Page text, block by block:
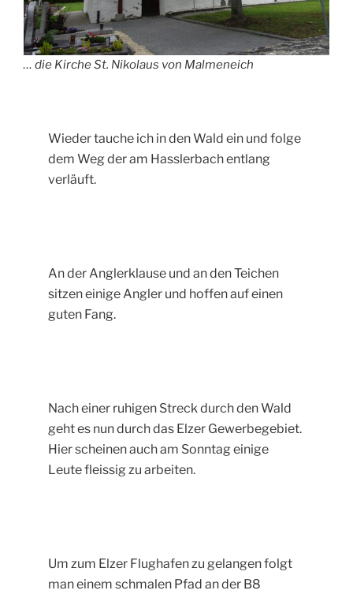
… die Kirche St. Nikolaus von Malmeneich
Wieder tauche ich in den Wald ein und folge
dem Weg der am Hasslerbach entlang
verläuft.
An der Anglerklause und an den Teichen
sitzen einige Angler und hoffen auf einen
guten Fang.
Nach einer ruhigen Streck durch den Wald
geht es nun durch das Elzer Gewerbegebiet.
Hier scheinen auch am Sonntag einige
Leute fleissig zu arbeiten.
Um zum Elzer Flughafen zu gelangen folgt
man einem schmalen Pfad an der B8